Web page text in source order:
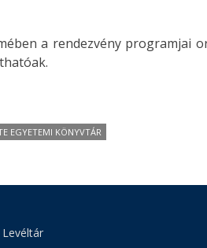
a rendezvény programjai
EGYETEMI KÖNYVTÁR